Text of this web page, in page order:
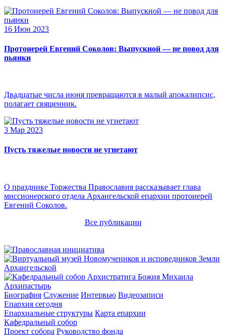
16 Июн 2023
Протоиерей Евгений Соколов: Выпускной — не повод для
пьянки
Двадцатые числа июня превращаются в малый апокалипсис,
полагает священник.
3 Мар 2023
Пусть тяжелые новости не угнетают
О празднике Торжества Православия рассказывает глава
миссионерского отдела Архангельской епархии протоиерей
Евгений Соколов.
Все публикации
Архипастырь
Биография Служение Интервью Видеозаписи
Епархия сегодня
Епархиальные структуры Карта епархии
Кафедральный собор
Проект собора Руководство фонда